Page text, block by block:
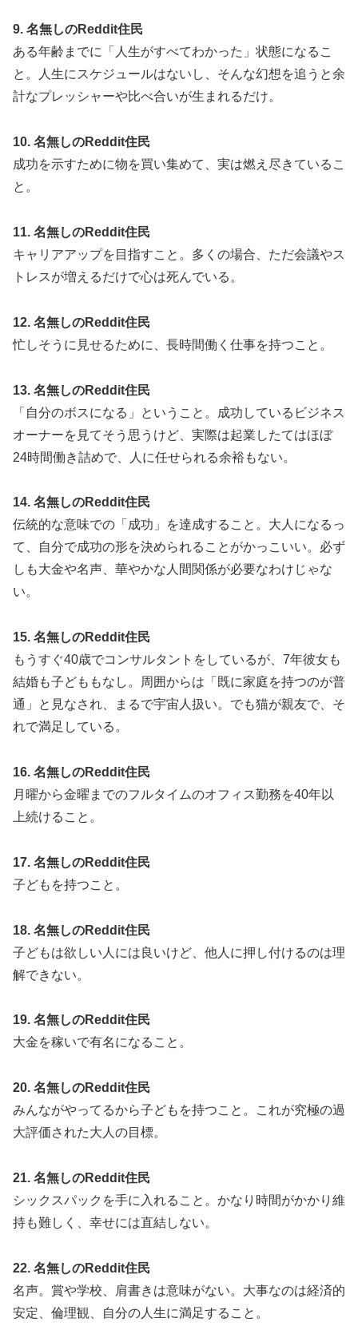
9. 名無しのReddit住民
ある年齢までに「人生がすべてわかった」状態になるこ
と。人生にスケジュールはないし、そんな幻想を追うと余
計なプレッシャーや比べ合いが生まれるだけ。
10. 名無しのReddit住民
成功を示すために物を買い集めて、実は燃え尽きているこ
と。
11. 名無しのReddit住民
キャリアアップを目指すこと。多くの場合、ただ会議やス
トレスが増えるだけで心は死んでいる。
12. 名無しのReddit住民
忙しそうに見せるために、長時間働く仕事を持つこと。
13. 名無しのReddit住民
「自分のボスになる」ということ。成功しているビジネス
オーナーを見てそう思うけど、実際は起業したてはほぼ
24時間働き詰めで、人に任せられる余裕もない。
14. 名無しのReddit住民
伝統的な意味での「成功」を達成すること。大人になるっ
て、自分で成功の形を決められることがかっこいい。必ず
しも大金や名声、華やかな人間関係が必要なわけじゃな
い。
15. 名無しのReddit住民
もうすぐ40歳でコンサルタントをしているが、7年彼女も
結婚も子どももなし。周囲からは「既に家庭を持つのが普
通」と見なされ、まるで宇宙人扱い。でも猫が親友で、そ
れで満足している。
16. 名無しのReddit住民
月曜から金曜までのフルタイムのオフィス勤務を40年以
上続けること。
17. 名無しのReddit住民
子どもを持つこと。
18. 名無しのReddit住民
子どもは欲しい人には良いけど、他人に押し付けるのは理
解できない。
19. 名無しのReddit住民
大金を稼いで有名になること。
20. 名無しのReddit住民
みんながやってるから子どもを持つこと。これが究極の過
大評価された大人の目標。
21. 名無しのReddit住民
シックスパックを手に入れること。かなり時間がかかり維
持も難しく、幸せには直結しない。
22. 名無しのReddit住民
名声。賞や学校、肩書きは意味がない。大事なのは経済的
安定、倫理観、自分の人生に満足すること。